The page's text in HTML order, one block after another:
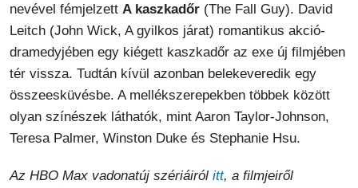
nevével fémjelzett A kaszkadőr (The Fall Guy). David
Leitch (John Wick, A gyilkos járat) romantikus akció-
dramedyjében egy kiégett kaszkadőr az exe új filmjében
tér vissza. Tudtán kívül azonban belekeveredik egy
összeesküvésbe. A mellékszerepekben többek között
olyan színészek láthatók, mint Aaron Taylor-Johnson,
Teresa Palmer, Winston Duke és Stephanie Hsu.
Az HBO Max vadonatúj szériáiról itt, a filmjeiről